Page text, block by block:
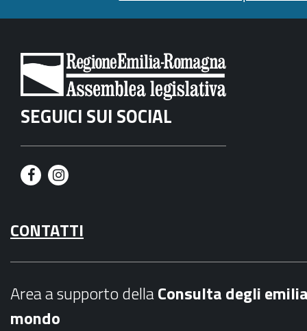
SEGUICI SUI SOCIAL
F
c
e
I
s
t
CONTATTI
Area a supporto dellaConsulta degli
mondo